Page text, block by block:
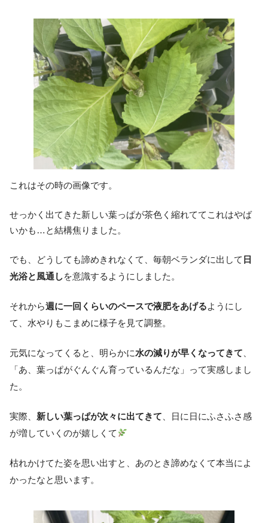
これはその時の画像です。
せっかく出てきた新しい葉っぱが茶色く縮れててこれはやば
いかも…と結構焦りました。
でも、どうしても諦めきれなくて、毎朝ベランダに出して 日
光浴と風通しを意識するようにしました。
それから週に一回くらいのペースで液肥をあげるようにし
て、水やりもこまめに様子を見て調整。
元気になってくると、明らかに水の減りが早くなってきて
「あ、葉っぱがぐんぐん育っているんだな」って実感しまし
た。
実際、 新しい葉っぱが次々に出てきて 、日に日にふさふさ感
が増していくのが嬉しくて
枯れかけてた姿を思い出すと、あのとき諦めなくて本当によ
かったなと思います。